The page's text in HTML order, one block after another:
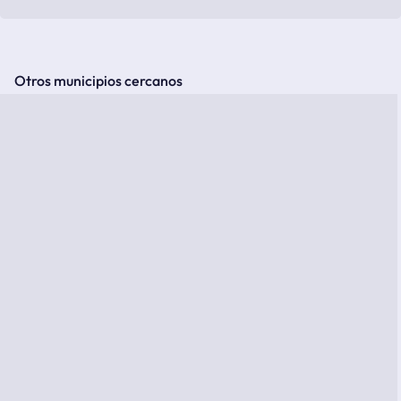
Otros municipios cercanos